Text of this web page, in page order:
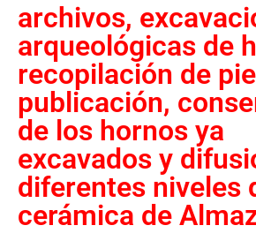
archivos,
arqueológicas de
recopilación de
publicación,
de los hornos ya
excavados y
diferentes niveles
cerámica de